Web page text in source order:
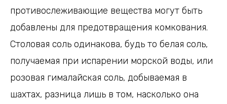
противослеживающие вещества могут быть
добавлены для предотвращения комкования.
Столовая соль одинакова, будь то белая соль,
получаемая при испарении морской воды, или
розовая гималайская соль, добываемая в
шахтах, разница лишь в том, насколько она